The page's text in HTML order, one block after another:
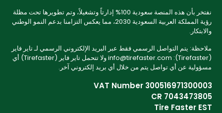
نفتخر بأن هذه المنصة سعودية 100% إدارتاً وتشغيلاً، وتم تطويرها تحت مظلة
رؤية المملكة العربية السعودية 2030، مما يعكس التزامنا بدعم النمو الوطني
والابتكار.
ملاحظة: يتم التواصل الرسمي فقط عبر البريد الإلكتروني الرسمي لـ تاير فاير
(Tirefaster): info@tirefaster.com ولا تتحمل تاير فاير (Tirefaster) أي
مسؤولية عن أي تواصل يتم من خلال أي بريد إلكتروني آخر.
VAT Number 300516971300003
CR 7043473805
Tire Faster EST